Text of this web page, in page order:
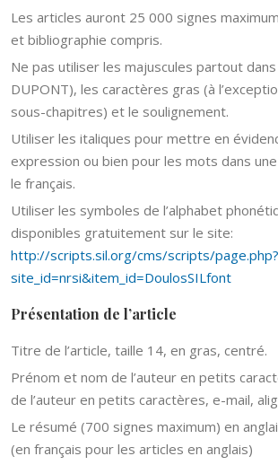
Les articles auront 25 000 signes
et bibliographie compris.
Ne pas utiliser les majuscules partout
DUPONT), les caractères gras (à
sous-chapitres) et le soulignement.
Utiliser les italiques pour mettre en
expression ou bien pour les mots dans
le français.
Utiliser les symboles de l’alphabet
disponibles gratuitement sur le site:
http://scripts.sil.org/cms/scripts/page.php?
site_id=nrsi&item_id=DoulosSILfont
Présentation de l’article
Titre de l’article, taille 14, en gras, centré.
Prénom et nom de l’auteur en petits
de l’auteur en petits caractères, e-mail,
Le résumé (700 signes maximum) en
(en français pour les articles en anglais)